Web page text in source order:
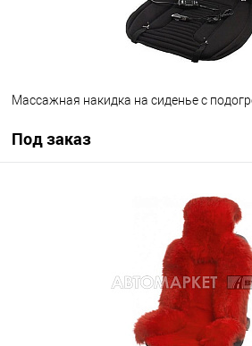
Массажная накидка на сиденье с
Под заказ